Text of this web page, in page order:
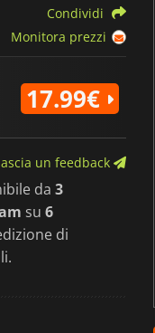
Condividi
Monitora prezzi
17.99€
un feedback
da 3
su 6
di